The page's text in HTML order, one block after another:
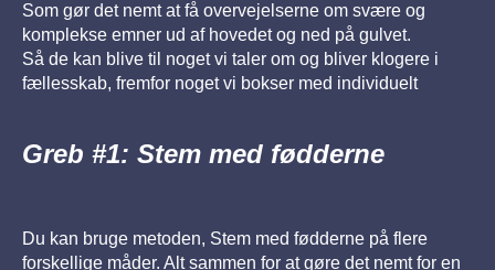
Som gør det nemt at få overvejelserne om svære og
komplekse emner ud af hovedet og ned på gulvet.
Så de kan blive til noget vi taler om og bliver klogere i
fællesskab, fremfor noget vi bokser med individuelt
Greb #1: Stem med fødderne
Du kan bruge metoden, Stem med fødderne på flere
forskellige måder. Alt sammen for at gøre det nemt for en